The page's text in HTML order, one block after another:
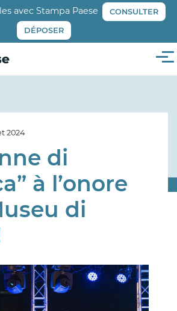
avec Stampa Paese CONSULTER
DÉPOSER
2024
di
à l’onore
di